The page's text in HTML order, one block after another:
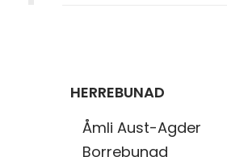
HERREBUNAD
Åmli Aust-Agder
Borrebunad